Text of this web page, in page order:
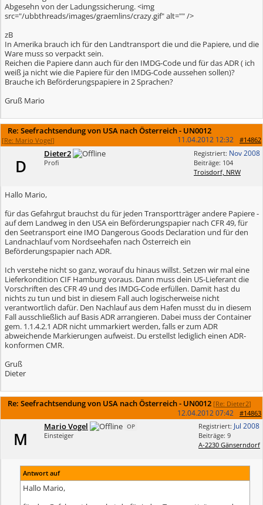
Abgesehn von der Ladungssicherung. <img
src="/ubbthreads/images/graemlins/crazy.gif" alt="" />
zB
In Amerika brauch ich für den Landtransport die und die Papiere, und die
Ware muss so verpackt sein.
Reichen die Papiere dann auch für den IMDG-Code und für das ADR ( ich
weiß ja nicht wie die Papiere für den IMDG-Code aussehen sollen)?
Brauche ich Beförderungspapiere in 2 Sprachen?
Gruß Mario
Re: Seefrachtsendung von USA nach Österreich - UN0012
[Re: Mario Vogel] #14862
11.04.2012 12:32
Registriert: Nov 2008
Beiträge: 104
Troisdorf, NRW
D
Dieter2
Profi
Hallo Mario,
für das Gefahrgut brauchst du für jeden Transportträger andere Papiere -
auf dem Landweg in den USA ein Beförderungspapier nach CFR 49, für
den Seetransport eine IMO Dangerous Goods Declaration und für den
Landnachlauf vom Nordseehafen nach Österreich ein
Beförderungspapier nach ADR.
Ich verstehe nicht so ganz, worauf du hinaus willst. Setzen wir mal eine
Lieferkondition CIF Hamburg voraus. Dann muss dein US-Lieferant die
Vorschriften des CFR 49 und des IMDG-Code erfüllen. Damit hast du
nichts zu tun und bist in diesem Fall auch logischerweise nicht
verantwortlich dafür. Den Nachlauf aus dem Hafen musst du in diesem
Fall ausschließlich auf Basis ADR arrangieren. Dabei muss der Container
gem. 1.1.4.2.1 ADR nicht ummarkiert werden, falls er zum ADR
abweichende Markierungen aufweist. Du erstellst lediglich einen ADR-
konformen CMR.
Gruß
Dieter
Re: Seefrachtsendung von USA nach Österreich - UN0012 [Re: Dieter2]
#14863
12.04.201207:42
Registriert: Jul 2008
Beiträge: 9
A-2230 Gänserndorf
M
Mario Vogel OP
Einsteiger
Antwort auf
Hallo Mario,